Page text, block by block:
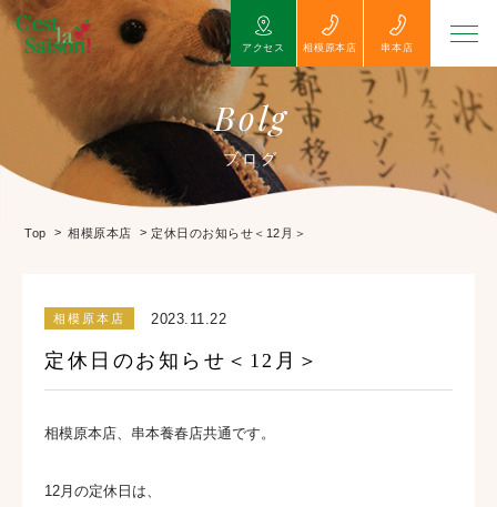
アクセス 相模原本店 串本店
Bolg
ブログ
Top > 相模原本店 >定休日のお知らせ＜12月＞
相模原本店 2023.11.22
定休日のお知らせ＜12月＞
相模原本店、串本養春店共通です。
12月の定休日は、